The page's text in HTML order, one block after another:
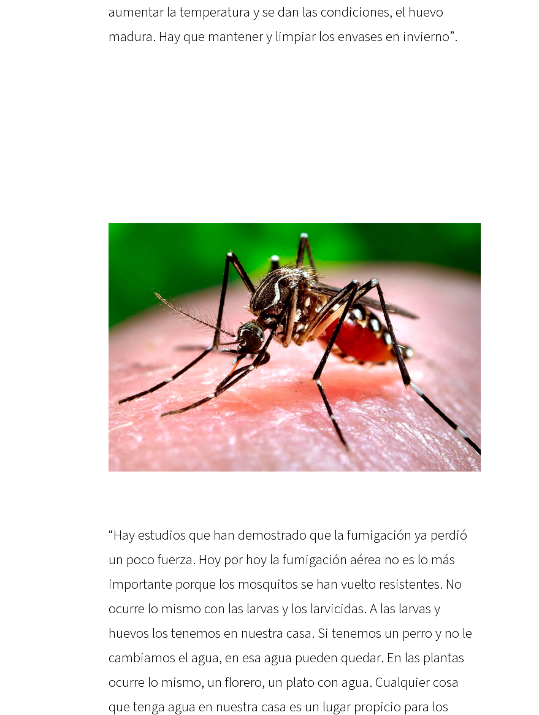
aumentar la temperatura y se dan las condiciones, el huevo
madura. Hay que mantener y limpiar los envases en invierno”.
“Hay estudios que han demostrado que la fumigación ya perdió
un poco fuerza. Hoy por hoy la fumigación aérea no es lo más
importante porque los mosquitos se han vuelto resistentes. No
ocurre lo mismo con las larvas y los larvicidas. A las larvas y
huevos los tenemos en nuestra casa. Si tenemos un perro y no le
cambiamos el agua, en esa agua pueden quedar. En las plantas
ocurre lo mismo, un florero, un plato con agua. Cualquier cosa
que tenga agua en nuestra casa es un lugar propicio para los